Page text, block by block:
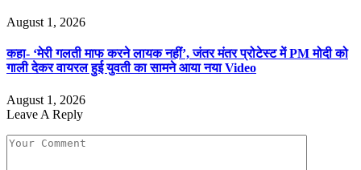
August 1, 2026
कहा- ‘मेरी गलती माफ करने लायक नहीं’, जंतर मंतर प्रोटेस्ट में PM मोदी को
गाली देकर वायरल हुई युवती का सामने आया नया Video
August 1, 2026
Leave A Reply